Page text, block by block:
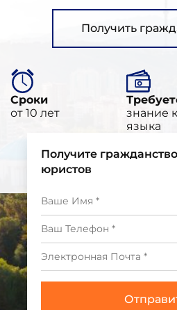
Получить
Сроки
от 10 лет
знание
языка
Получите
юристов